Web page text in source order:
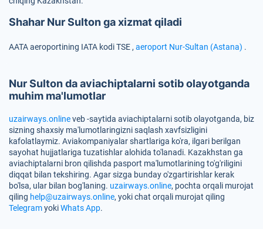
Shahar Nur Sulton ga xizmat qiladi
AATA aeroportining IATA kodiTSE , aeroport Nur-Sultan (Astana) .
Nur Sulton da aviachiptalarni sotib olayotganda
muhim ma'lumotlar
uzairways.onlineveb -saytida aviachiptalarni sotib olayotganda, biz
sizning shaxsiy ma'lumotlaringizni saqlash xavfsizligini
kafolatlaymiz. Aviakompaniyalar shartlariga ko'ra, ilgari berilgan
sayohat hujjatlariga tuzatishlar alohida to'lanadi. Kazakhstan ga
aviachiptalarni bron qilishda pasport ma'lumotlarining to'g'riligini
diqqat bilan tekshiring. Agar sizga bunday o'zgartirishlar kerak
bo'lsa, ular bilan bog'laning. uzairways.online, pochta orqali murojat
qiling help@uzairways.online, yoki chat orqali murojat qiling
TelegramyokiWhats App.